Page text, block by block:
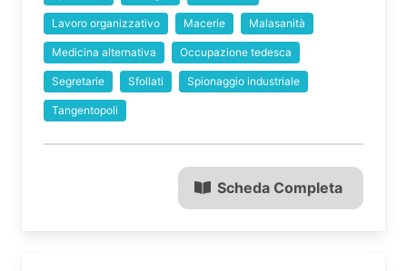
Lavoro organizzativo Macerie Malasanità
Medicina alternativa Occupazione tedesca
Segretarie Sfollati Spionaggio industriale
Tangentopoli
Scheda Completa